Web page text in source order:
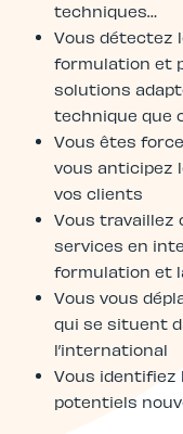
techniques…
Vous détectez
formulation et
solutions
technique que
Vous êtes
vous anticipez
vos clients
Vous travaillez
services en
formulation et
Vous vous
qui se situent
l’international
Vous identifiez
potentiels